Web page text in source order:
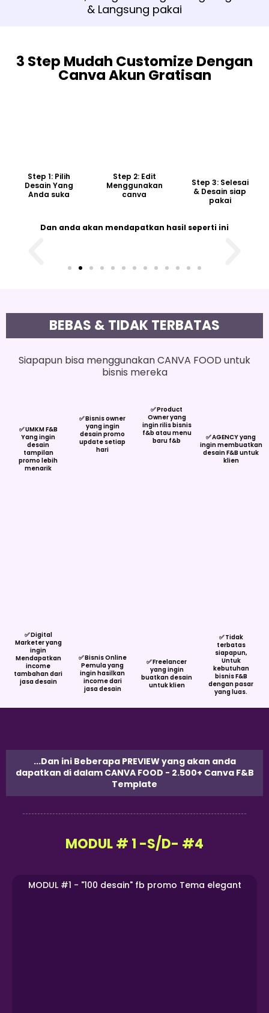
& Langsung pakai
3 Step Mudah Customize Dengan
Canva Akun Gratisan
Step 1: Pilih
Desain Yang
Anda suka
Step 2: Edit
Menggunakan
canva
Step 3: Selesai
& Desain siap
pakai
Dan anda akan mendapatkan hasil seperti ini
BEBAS & TIDAK TERBATAS
Siapapun bisa menggunakan CANVA FOOD untuk
bisnis mereka
✅ UMKM F&B
Yang ingin
desain
tampilan
promo lebih
menarik
✅ Bisnis owner
yang ingin
desain promo
update setiap
hari
✅ Product
Owner yang
ingin rilis bisnis
f&b atau menu
baru f&b
✅ AGENCY yang
ingin membuatkan
desain F&B untuk
klien
✅ Digital
Marketer yang
ingin
Mendapatkan
income
tambahan dari
jasa desain
✅ Bisnis Online
Pemula yang
ingin hasilkan
income dari
jasa desain
✅ Freelancer
yang ingin
buatkan desain
untuk klien
✅ Tidak
terbatas
siapapun,
Untuk
kebutuhan
bisnis F&B
dengan pasar
yang luas.
...Dan ini Beberapa PREVIEW yang akan anda
dapatkan di dalam CANVA FOOD - 2.500+ Canva F&B
Template
MODUL # 1 -S/D- #4
MODUL #1 - "100 desain" fb promo Tema elegant